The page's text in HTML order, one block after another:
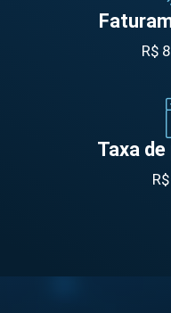
R$
Taxa